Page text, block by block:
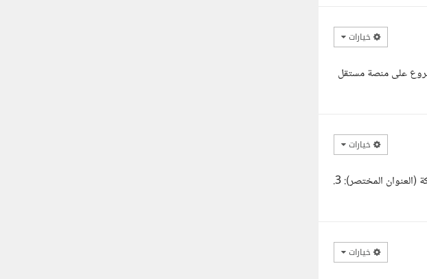
خيارات
الله وبركاته، سيد محمد. محمد القاري من المغرب ,تخصص شعارات وهويات تجارية, بأزيد من 95 مشروع على منصة مستقل
خيارات
، سأحتاج فقط إلى المعلومات التالية: --- معلومات ضرورية لبدء التصميم 1. اسم الشركة بالعربية: بالإنجليزية: 2. موقع الشركة (العنوان المختصر): 3.
خيارات